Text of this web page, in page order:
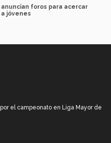
foros para acercar
jóvenes
el campeonato en Liga Mayor de